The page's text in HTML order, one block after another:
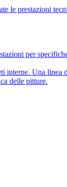
le prestazioni
per
interne. Una
delle pitture.